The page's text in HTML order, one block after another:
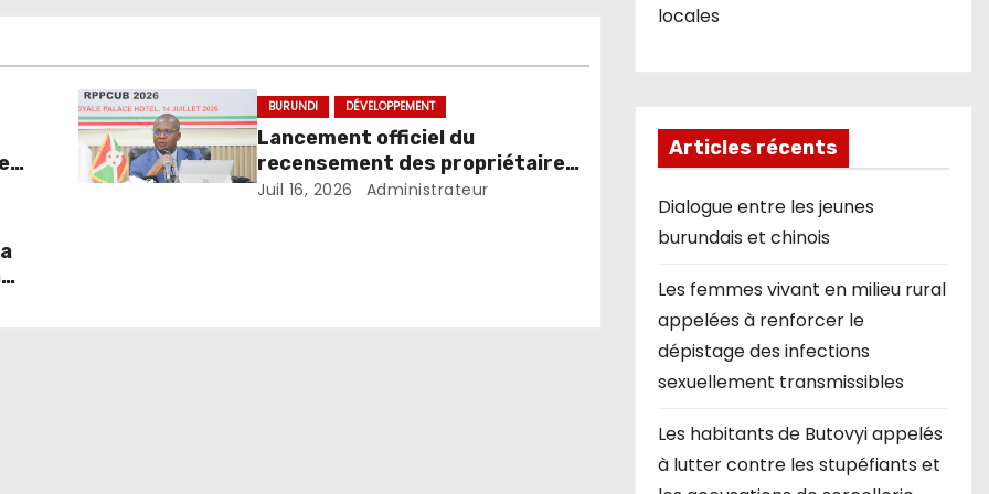
BURUNDI DÉVELOPPEMENT
Lancement officiel du
recensement des propriétaires
des propriétés ou parcelles
Juil 16, 2026 Administrateur
locales
Articles récents
Dialogue entre les jeunes
burundais et chinois
Les femmes vivant en milieu rural
appelées à renforcer le
dépistage des infections
sexuellement transmissibles
Les habitants de Butovyi appelés
à lutter contre les stupéfiants et